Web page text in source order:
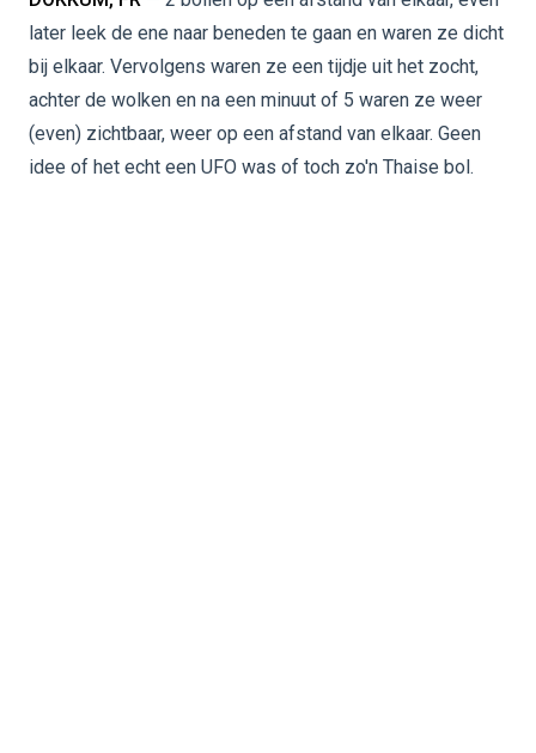
later leek de ene naar beneden te gaan en waren ze dicht
bij elkaar. Vervolgens waren ze een tijdje uit het zocht,
achter de wolken en na een minuut of 5 waren ze weer
(even) zichtbaar, weer op een afstand van elkaar. Geen
idee of het echt een UFO was of toch zo'n Thaise bol.